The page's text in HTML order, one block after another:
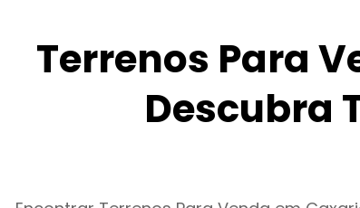
Terrenos Para
Descubra